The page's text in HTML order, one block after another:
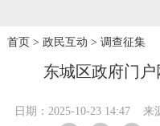
首页 > 政民互动 > 调查征集
东城区政府门
日期：2025-10-23 14:47
来